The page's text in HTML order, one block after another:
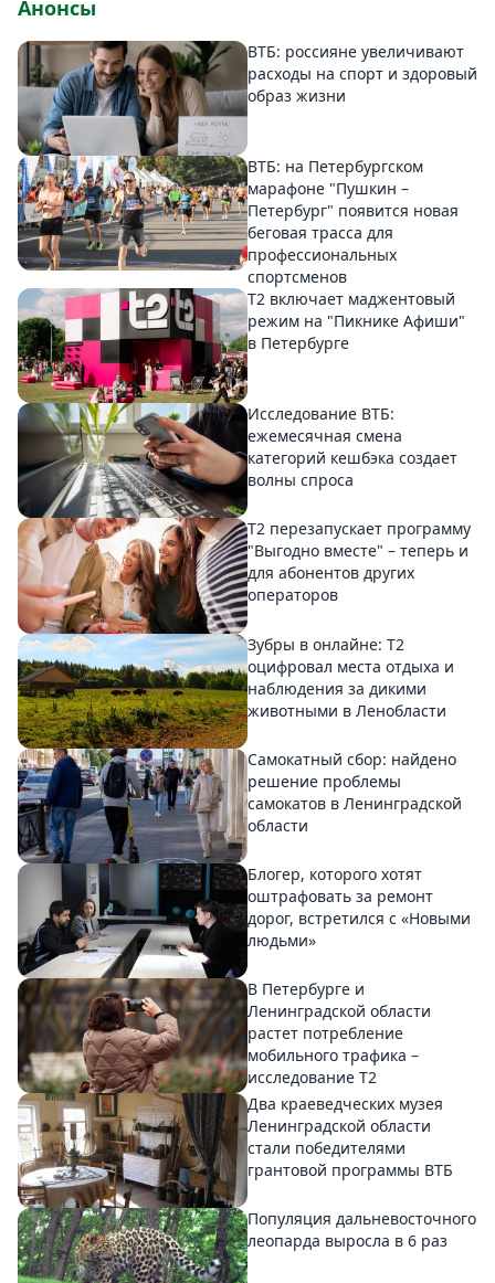
Анонсы
ВТБ: россияне увеличивают
расходы на спорт и здоровый
образ жизни
ВТБ: на Петербургском
марафоне "Пушкин –
Петербург" появится новая
беговая трасса для
профессиональных
спортсменов
Т2 включает маджентовый
режим на "Пикнике Афиши"
в Петербурге
Исследование ВТБ:
ежемесячная смена
категорий кешбэка создает
волны спроса
Т2 перезапускает программу
"Выгодно вместе" – теперь и
для абонентов других
операторов
Зубры в онлайне: Т2
оцифровал места отдыха и
наблюдения за дикими
животными в Ленобласти
Самокатный сбор: найдено
решение проблемы
самокатов в Ленинградской
области
Блогер, которого хотят
оштрафовать за ремонт
дорог, встретился с «Новыми
людьми»
В Петербурге и
Ленинградской области
растет потребление
мобильного трафика –
исследование T2
Два краеведческих музея
Ленинградской области
стали победителями
грантовой программы ВТБ
Популяция дальневосточного
леопарда выросла в 6 раз